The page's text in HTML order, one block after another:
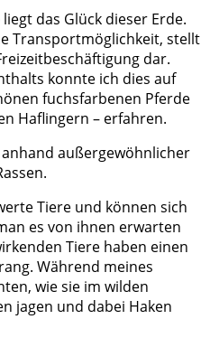
liegt das Glück dieser Erde.
Transportmöglichkeit, stellt
dar.
konnte ich dies auf
fuchsfarbenen Pferde
Haflingern – erfahren.
außergewöhnlicher
Tiere und können sich
es von ihnen erwarten
Tiere haben einen
Während meines
wie sie im wilden
jagen und dabei Haken